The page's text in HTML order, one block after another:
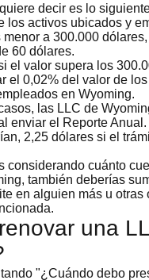
decir es lo
los activos ubicados y
a 300.000
60 dólares.
el valor supera los
el 0,02% del valor de
en Wyoming.
las LLC de
enviar el Reporte Anual.
2,25 dólares si el
considerando cuánto
, también deberías
en alguien más u otras
una
"¿Cuándo debo